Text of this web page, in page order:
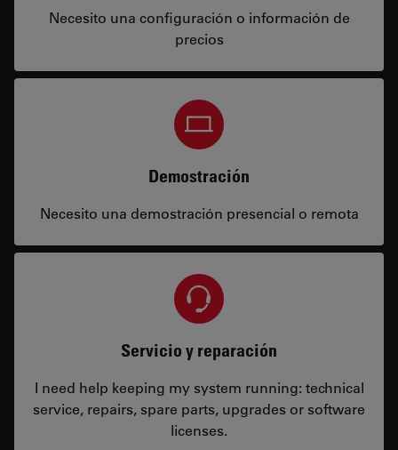
Necesito una configuración o información de
precios
Demostración
Necesito una demostración presencial o remota
Servicio y reparación
I need help keeping my system running: technical
service, repairs, spare parts, upgrades or software
licenses.